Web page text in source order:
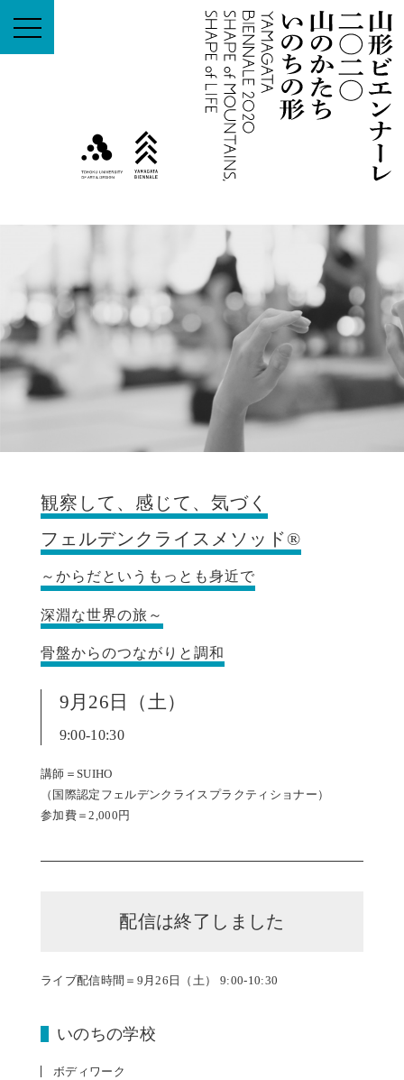
観察して、感じて、気づく
フェルデンクライスメソッド®
～からだというもっとも身近で
深淵な世界の旅～
骨盤からのつながりと調和
9月26日（土）
9:00-10:30
講師＝SUIHO
（国際認定フェルデンクライスプラクティショナー）
参加費＝2,000円
配信は終了しました
ライブ配信時間＝9月26日（土） 9:00-10:30
いのちの学校
ボディワーク